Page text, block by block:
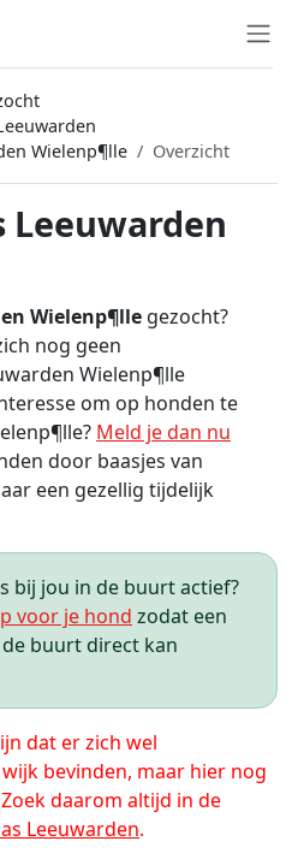
Wielenp¶lle
Overzicht
Leeuwarden
Wielenp¶lle gezocht?
nog geen
Wielenp¶lle
om op honden te
Meld je dan nu
door baasjes van
een gezellig tijdelijk
bij jou in de buurt actief?
voor je hond zodat een
buurt direct kan
dat er zich wel
bevinden, maar hier nog
daarom altijd in de
Leeuwarden.